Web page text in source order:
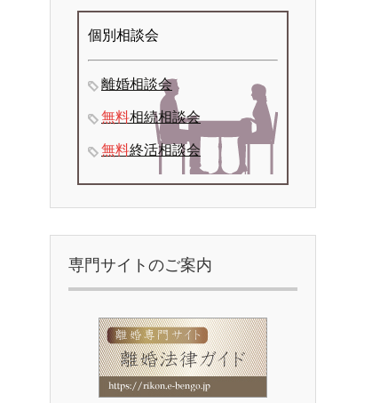
個別相談会
離婚相談会
無料相続相談会
無料終活相談会
専門サイトのご案内